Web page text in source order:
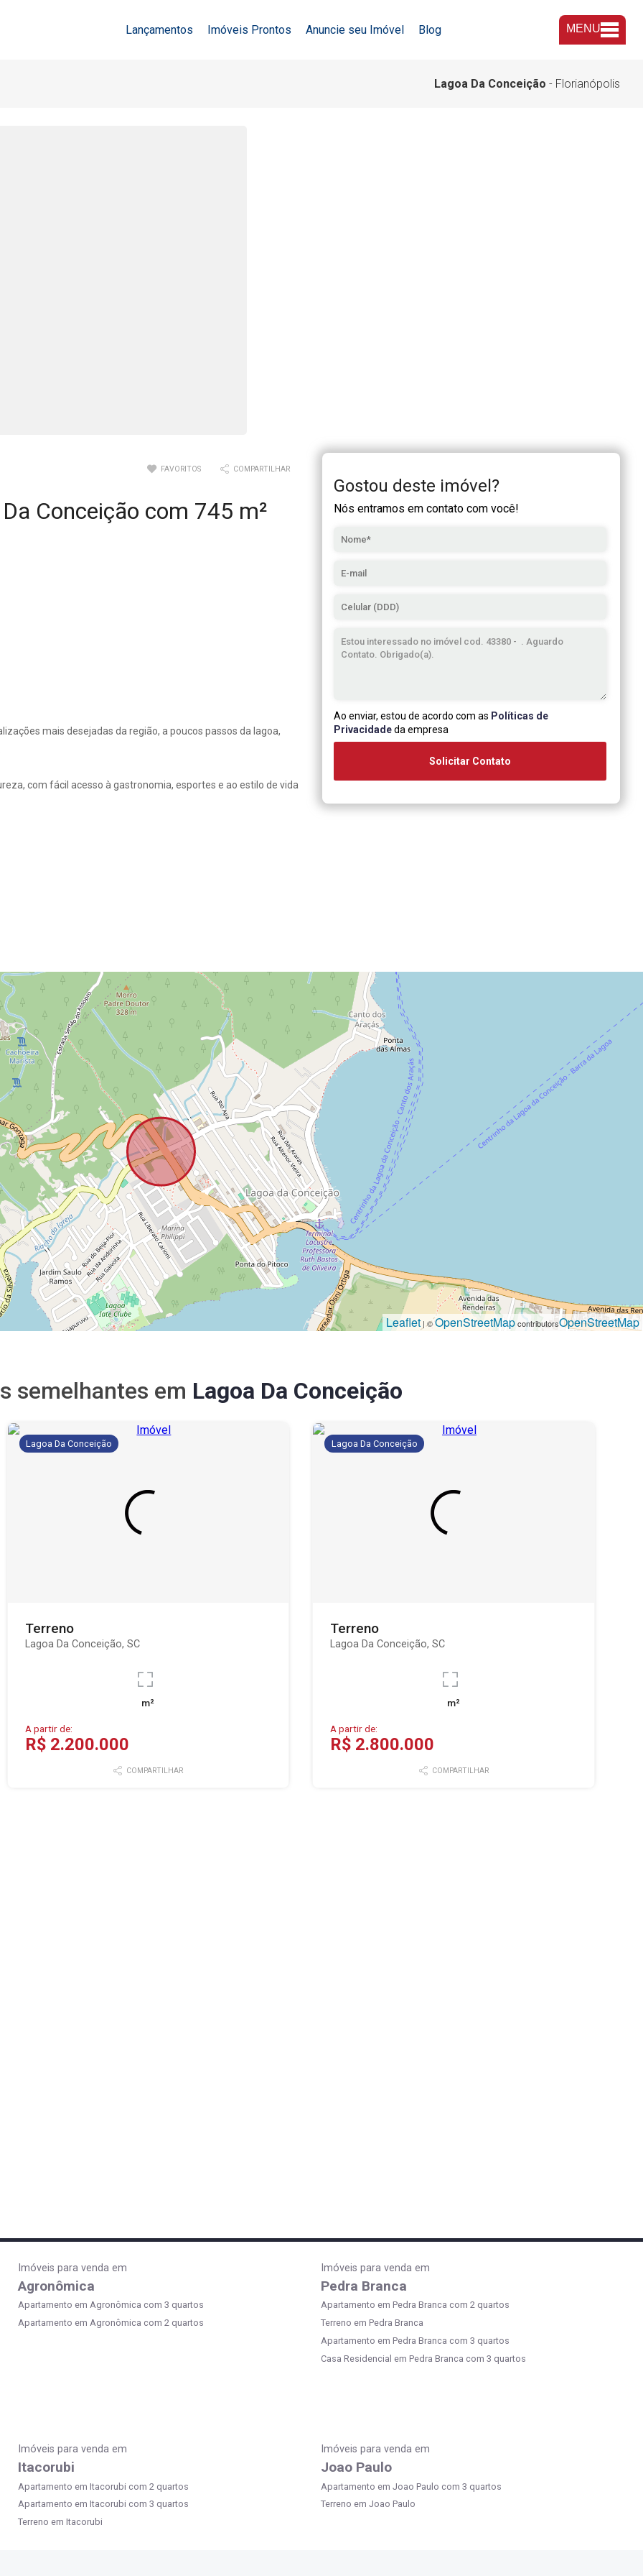
Lançamentos Imóveis Prontos Anuncie seu Imóvel Blog MENU
Lagoa Da Conceição - Florianópolis
FAVORITOS COMPARTILHAR
Conceição com 745 m²
mais desejadas da região, a poucos passos da lagoa,
com fácil acesso à gastronomia, esportes e ao estilo de vida
Gostou deste imóvel?
Nós entramos em contato com você!
Ao enviar, estou de acordo com as Políticas de
Privacidadeda empresa
Solicitar Contato
Leaflet | ©OpenStreetMapcontributorsOpenStreetMap
semelhantes em Lagoa Da Conceição
Lagoa Da Conceição
Terreno
Lagoa Da Conceição, SC
m²
A partir de:
R$ 2.200.000
COMPARTILHAR
Lagoa Da Conceição
Terreno
Lagoa Da Conceição, SC
m²
A partir de:
R$ 2.800.000
COMPARTILHAR
Imóveis para venda em
Agronômica
Apartamento em Agronômica com 3 quartos
Apartamento em Agronômica com 2 quartos
Imóveis para venda em
Pedra Branca
Apartamento em Pedra Branca com 2 quartos
Terreno em Pedra Branca
Apartamento em Pedra Branca com 3 quartos
Casa Residencial em Pedra Branca com 3 quartos
Imóveis para venda em
Itacorubi
Apartamento em Itacorubi com 2 quartos
Apartamento em Itacorubi com 3 quartos
Terreno em Itacorubi
Imóveis para venda em
Joao Paulo
Apartamento em Joao Paulo com 3 quartos
Terreno em Joao Paulo